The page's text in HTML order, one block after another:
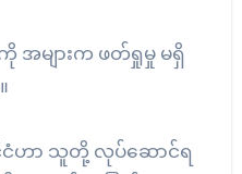
အများက ဖတ်ရှုမှု မရှိ
ငံဟာ သူတို့ လုပ်ဆောင်ရ